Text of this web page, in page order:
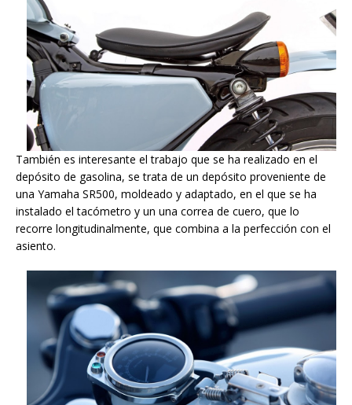
También es interesante el trabajo que se ha realizado en el
depósito de gasolina, se trata de un depósito proveniente de
una Yamaha SR500, moldeado y adaptado, en el que se ha
instalado el tacómetro y un una correa de cuero, que lo
recorre longitudinalmente, que combina a la perfección con el
asiento.